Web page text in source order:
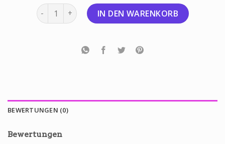
stoffpuppe MengeIN DEN WARENKORB
BEWERTUNGEN (0)
Bewertungen